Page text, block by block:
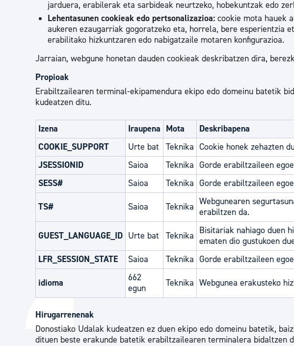
jarduera, erabilerak eta sarbideak neurtzeko, hobekuntzak edo
Lehentasunen cookieak edo pertsonalizazioa: cookie mota hauek
aukeren ezaugarriak gogoratzeko eta, horrela, bere esperientzia
erabilitako hizkuntzaren edo nabigatzaile motaren konfigurazioa.
Jarraian, webgune honetan dauden cookieak deskribatzen dira,
Propioak
Erabiltzailearen terminal-ekipamendura ekipo edo domeinu batetik
kudeatzen ditu.
Izena Iraupena Mota
Deskribapena
COOKIE_SUPPORT
Urte bat Teknika Cookie honek zehazten
JSESSIONID
Saioa Teknika Gorde erabiltzaileen
SESS#
Saioa Teknika Gorde erabiltzaileen
TS# Saioa Teknika Webgunearen
erabiltzen da.
GUEST_LANGUAGE_ID Urte bat Teknika Bisitariak nahiago duen
ematen dio gustukoen
LFR_SESSION_STATE
Saioa Teknika Gorde erabiltzaileen
idioma
662
egun
Teknika Webgunea erakusteko
Hirugarrenenak
Donostiako Udalak kudeatzen ez duen ekipo edo domeinu batetik,
dituen beste erakunde batetik erabiltzailearen terminalera bidaltzen